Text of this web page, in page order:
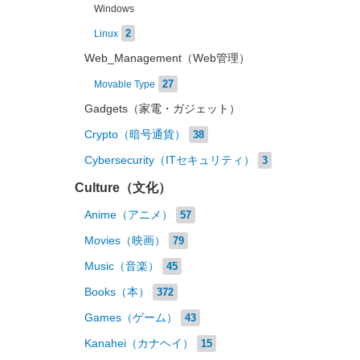
Windows
Linux 2
Web_Management（Web管理）
Movable Type 27
Gadgets（家電・ガジェット）
Crypto（暗号通貨） 38
Cybersecurity（ITセキュリティ） 3
Culture（文化）
Anime（アニメ） 57
Movies（映画） 79
Music（音楽） 45
Books（本） 372
Games（ゲーム） 43
Kanahei（カナヘイ） 15